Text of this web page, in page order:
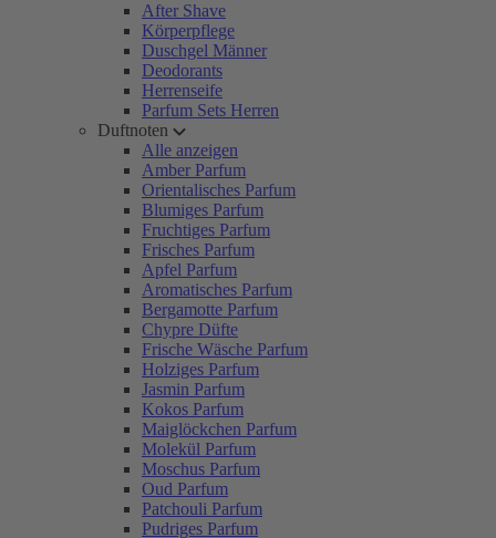
After Shave
Körperpflege
Duschgel Männer
Deodorants
Herrenseife
Parfum Sets Herren
Duftnoten
Alle anzeigen
Amber Parfum
Orientalisches Parfum
Blumiges Parfum
Fruchtiges Parfum
Frisches Parfum
Apfel Parfum
Aromatisches Parfum
Bergamotte Parfum
Chypre Düfte
Frische Wäsche Parfum
Holziges Parfum
Jasmin Parfum
Kokos Parfum
Maiglöckchen Parfum
Molekül Parfum
Moschus Parfum
Oud Parfum
Patchouli Parfum
Pudriges Parfum